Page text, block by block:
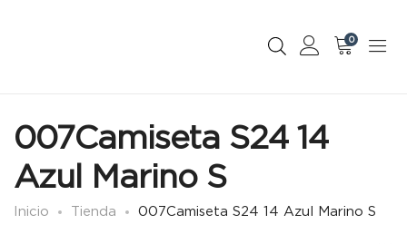
0
007Camiseta S24 14
Azul Marino S
Inicio Tienda 007Camiseta S24 14 Azul Marino S